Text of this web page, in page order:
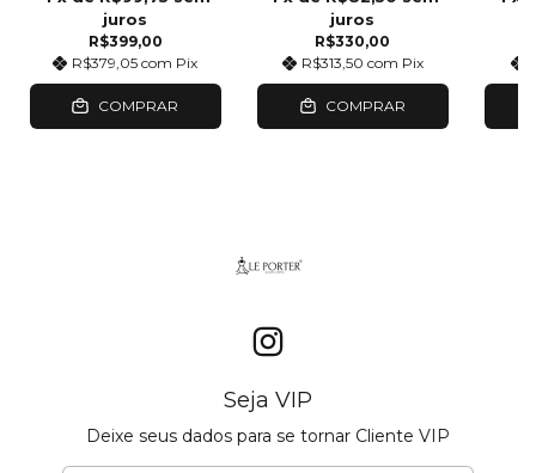
R$399,00
R$379,05com Pix
juros
COMPRAR
R$330,00
R$313,50com Pix
juros
COMPRAR
Seja VIP
Deixe seus dados para se tornar Cliente VIP